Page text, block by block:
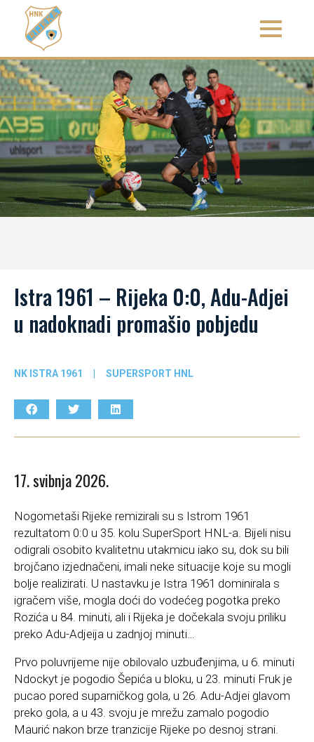
Istra 1961 – Rijeka 0:0, Adu-Adjei
u nadoknadi promašio pobjedu
NK ISTRA 1961 | SUPERSPORT HNL
17. svibnja 2026.
Nogometaši Rijeke remizirali su s Istrom 1961
rezultatom 0:0 u 35. kolu SuperSport HNL-a. Bijeli nisu
odigrali osobito kvalitetnu utakmicu iako su, dok su bili
brojčano izjednačeni, imali neke situacije koje su mogli
bolje realizirati. U nastavku je Istra 1961 dominirala s
igračem više, mogla doći do vodećeg pogotka preko
Rozića u 84. minuti, ali i Rijeka je dočekala svoju priliku
preko Adu-Adjeija u zadnjoj minuti…
Prvo poluvrijeme nije obilovalo uzbuđenjima, u 6. minuti
Ndockyt je pogodio Šepića u bloku, u 23. minuti Fruk je
pucao pored suparničkog gola, u 26. Adu-Adjei glavom
preko gola, a u 43. svoju je mrežu zamalo pogodio
Maurić nakon brze tranzicije Rijeke po desnoj strani.